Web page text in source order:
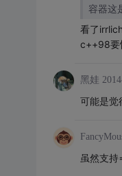
容器这
看了
c++98要
黑娃
可能是觉
虽然支持